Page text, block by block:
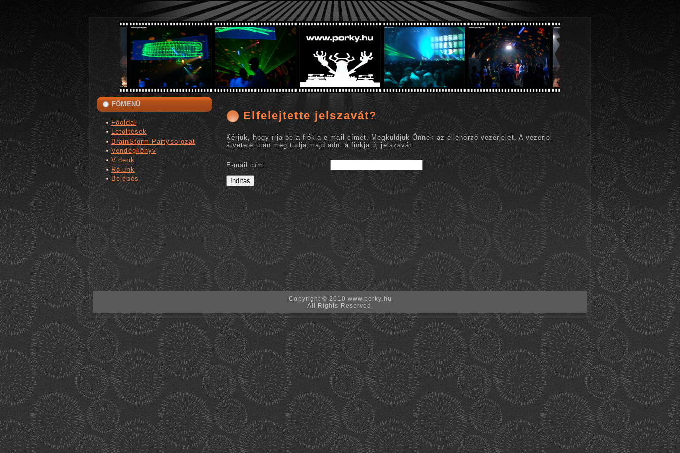
FŐMENÜ
Főoldal
Letöltések
BrainStorm Partysorozat
Vendégkönyv
Videok
Rólunk
Belépés
Elfelejtette jelszavát?
Kérjük, hogy írja be a fiókja e-mail címét. Megküldjük Önnek az ellenőrző vezérjelet. A vezérjel
átvétele után meg tudja majd adni a fiókja új jelszavát.
E-mail cím:
Indítás
Copyright © 2010 www.porky.hu
All Rights Reserved.